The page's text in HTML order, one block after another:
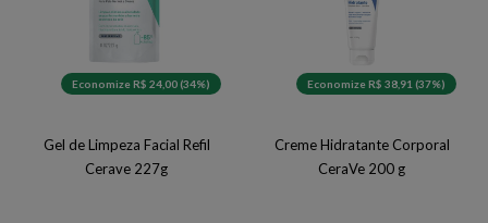
Economize R$ 24,00 (34%)
Gel de Limpeza Facial Refil
Cerave 227g
Economize R$ 38,91 (37%)
Creme Hidratante Corporal
CeraVe 200 g